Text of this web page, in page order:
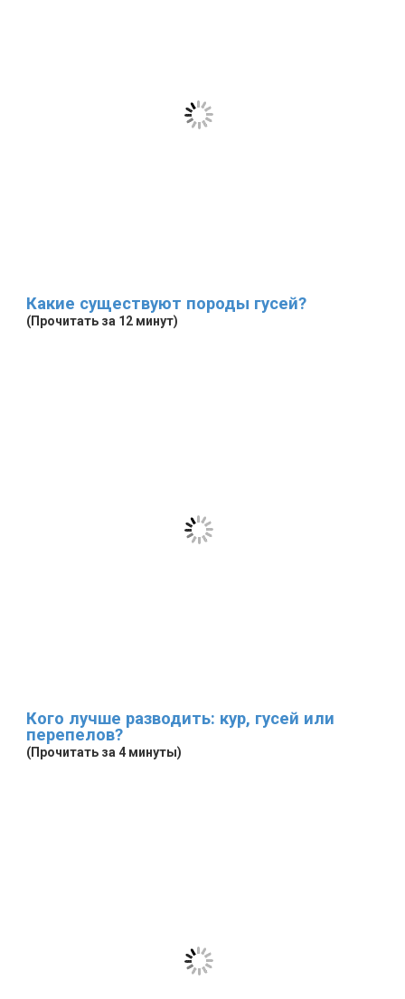
Какие существуют породы гусей?
(Прочитать за 12 минут)
Кого лучше разводить: кур, гусей или
перепелов?
(Прочитать за 4 минуты)